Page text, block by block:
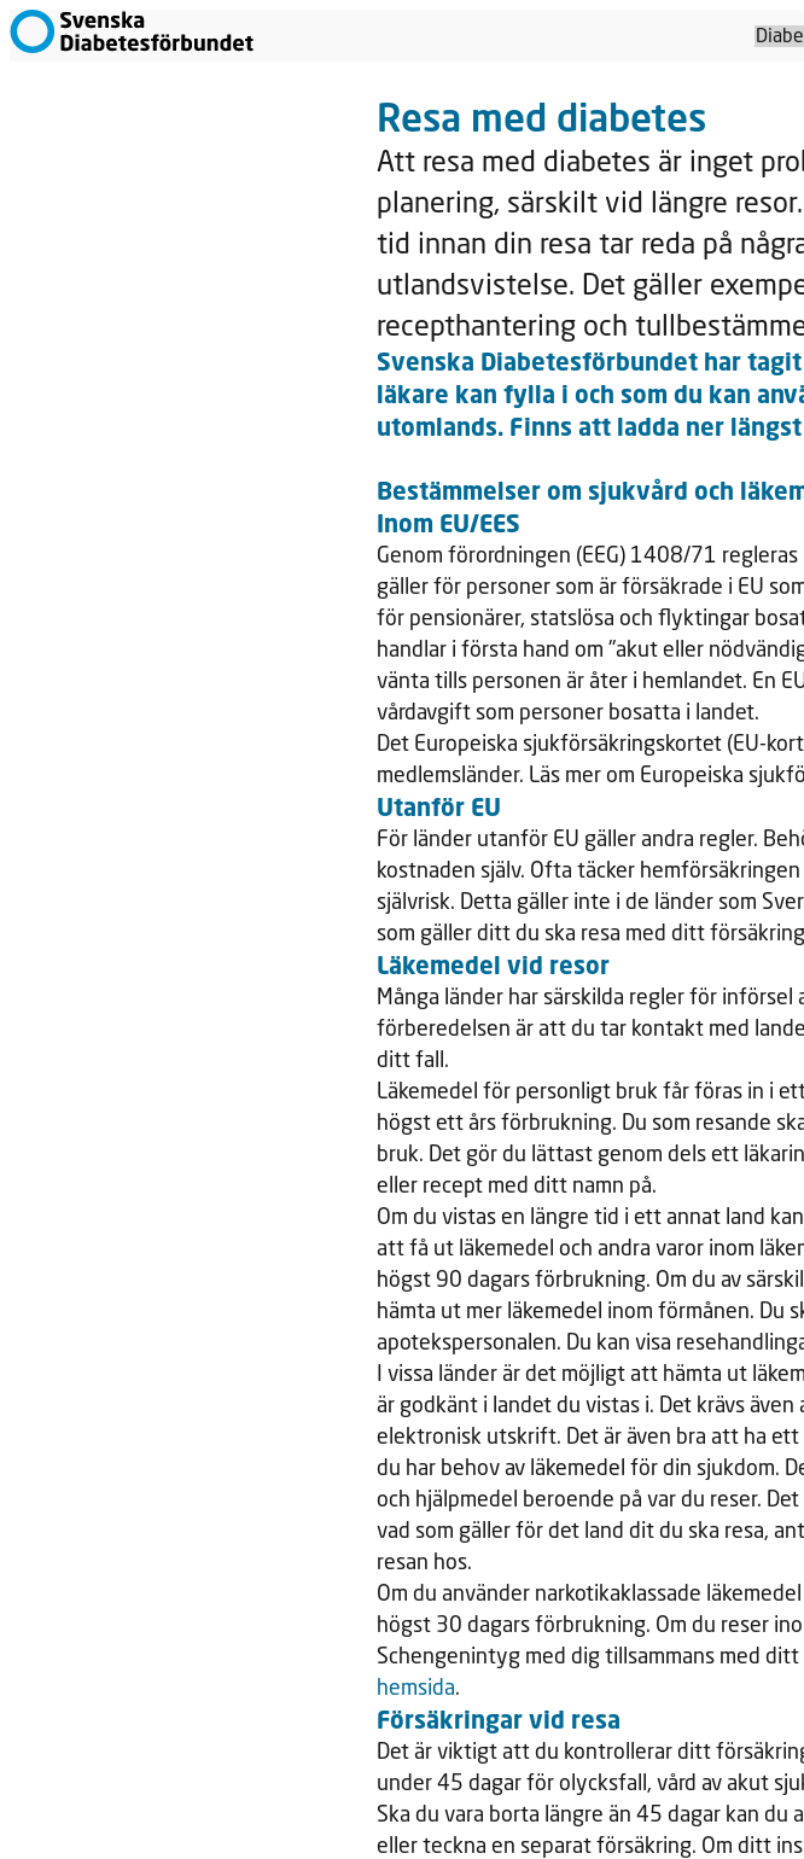
Resa med diabetes
Att resa med diabetes är inget
planering, särskilt vid längre
tid innan din resa tar reda på
utlandsvistelse. Det gäller
recepthantering och
Svenska Diabetesförbundet har
läkare kan fylla i och som du kan
utomlands. Finns att ladda ner
Bestämmelser om sjukvård och
Inom EU/EES
Genom förordningen (EEG) 1408/71
gäller för personer som är försäkrade i EU
för pensionärer, statslösa och flyktingar
handlar i första hand om "akut eller
vänta tills personen är åter i hemlandet. En
vårdavgift som personer bosatta i landet.
Det Europeiska sjukförsäkringskortet (EU-
medlemsländer. Läs mer om Europeiska
Utanför EU
För länder utanför EU gäller andra regler.
kostnaden själv. Ofta täcker
självrisk. Detta gäller inte i de länder som
som gäller ditt du ska resa med ditt
Läkemedel vid resor
Många länder har särskilda regler för införsel
förberedelsen är att du tar kontakt med
ditt fall.
Läkemedel för personligt bruk får föras in i
högst ett års förbrukning. Du som resande
bruk. Det gör du lättast genom dels ett
eller recept med ditt namn på.
Om du vistas en längre tid i ett annat land
att få ut läkemedel och andra varor inom
högst 90 dagars förbrukning. Om du av
hämta ut mer läkemedel inom förmånen. Du
apotekspersonalen. Du kan visa
I vissa länder är det möjligt att hämta ut
är godkänt i landet du vistas i. Det krävs
elektronisk utskrift. Det är även bra att ha
du har behov av läkemedel för din sjukdom.
och hjälpmedel beroende på var du reser.
vad som gäller för det land dit du ska resa,
resan hos.
Om du använder narkotikaklassade
högst 30 dagars förbrukning. Om du reser
Schengenintyg med dig tillsammans med
hemsida.
Försäkringar vid resa
Det är viktigt att du kontrollerar ditt
under 45 dagar för olycksfall, vård av akut
Ska du vara borta längre än 45 dagar kan
eller teckna en separat försäkring. Om ditt